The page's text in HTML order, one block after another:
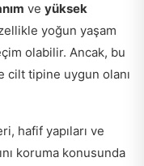
ve yüksek
yoğun yaşam
olabilir. Ancak, bu
tipine uygun olanı
hafif yapıları ve
koruma konusunda